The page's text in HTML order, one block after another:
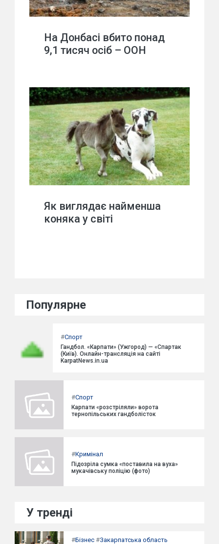
На Донбасі вбито понад
9,1 тисяч осіб – ООН
Як виглядає найменша
коняка у світі
Популярне
#Спорт
Гандбол. «Карпати» (Ужгород) — «Спартак
(Київ). Онлайн-трансляція на сайті
KarpatNews.in.ua
#Спорт
Карпати «розстріляли» ворота
тернопільських гандболісток
#Кримінал
Підозріла сумка «поставила на вуха»
мукачівську поліцію (фото)
У тренді
#Бізнес #Закарпатська область